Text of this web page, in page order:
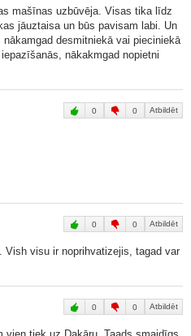
mašīnas uzbūvēja. Visas tika līdz
jāuztaisa un būs pavisam labi. Un
vai pieciniekā
nākakmgad nopietni
0 0 Atbildēt
0 0 Atbildēt
visu ir noprihvatizejis, tagad var
0 0 Atbildēt